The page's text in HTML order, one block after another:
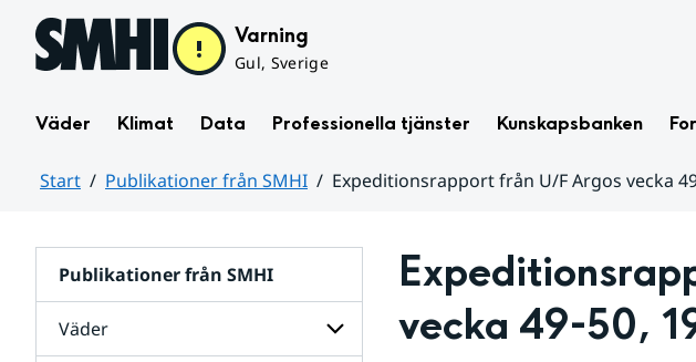
Hoppa till sidans innehåll Varning
Gul, Sverige
Väder Klimat Data Professionella tjänster Kunskapsbanken
Start Publikationer från SMHI
Expeditionsrapport från U/F Argos vecka
Publikationer från SMHI
Väder
vecka 49-50,